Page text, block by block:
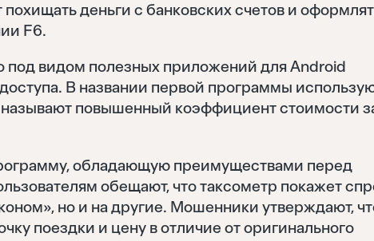
деньги с банковских счетов и
F6.
под видом полезных приложений для Android
В названии первой программы
называют повышенный коэффициент стоимости
обладающую преимуществами перед
обещают, что таксометр покажет
но и на другие. Мошенники утверждают,
поездки и цену в отличие от оригинального